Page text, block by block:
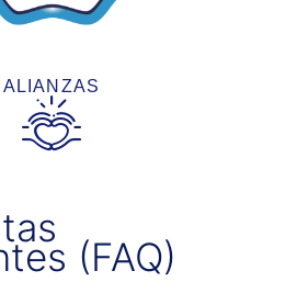
ALIANZAS
(FAQ)